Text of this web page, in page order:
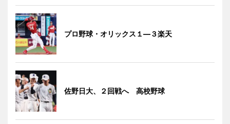
プロ野球・オリックス１―３楽天
佐野日大、２回戦へ 高校野球